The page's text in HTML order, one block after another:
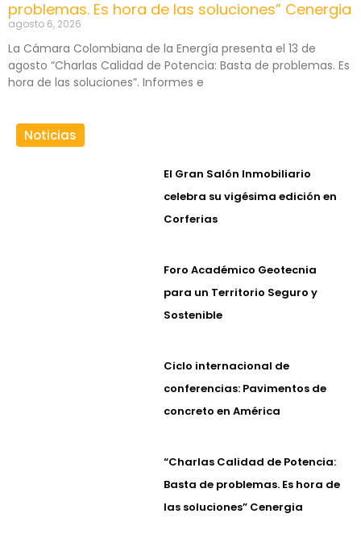
problemas. Es hora de las soluciones” Cenergia
agosto 6, 2026
La Cámara Colombiana de la Energía presenta el 13 de
agosto “Charlas Calidad de Potencia: Basta de problemas. Es
hora de las soluciones”. Informes e
Noticias
El Gran Salón Inmobiliario
celebra su vigésima edición en
Corferias
Foro Académico Geotecnia
para un Territorio Seguro y
Sostenible
Ciclo internacional de
conferencias: Pavimentos de
concreto en América
“Charlas Calidad de Potencia:
Basta de problemas. Es hora de
las soluciones” Cenergia